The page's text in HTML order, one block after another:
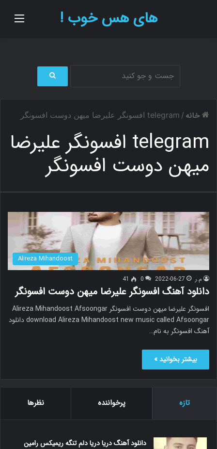
های هس خوب !
ج
ج
ب
ر
ی
خانه / telegram افسونگر علیرضا میهن دوست افسونگر
telegram افسونگر علیرضا
میهن دوست افسونگر
Alireza Mihandoost
م.ر 2022-06-27
0
41
دانلود آهنگ افسونگر علیرضا میهن دوست افسونگر
افسونگر علیرضا میهن دوست افسونگر Alireza Mihandoost Afsoongar
download Alireza Mihandoost new music called Afsoongar دانلود
آهنگ افسونگر به نام…
بیشتر بخوانید »
تازه پرخواننده نظرها
دانلود آهنگ دریا دریا دلم تنگه ریمیکس رامین